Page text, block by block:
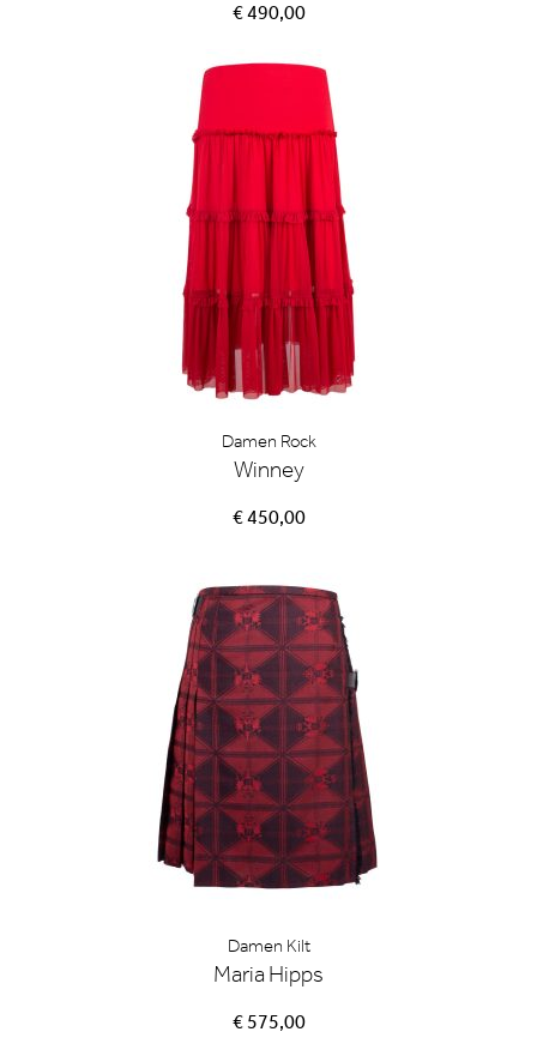
€ 490,00
Damen Rock
Winney
€ 450,00
Damen Kilt
Maria Hipps
€ 575,00